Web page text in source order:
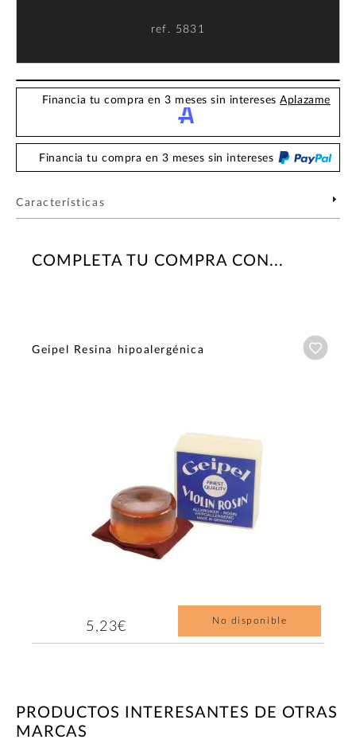
ref. 5831
Financia tu compra en 3 meses sin interesesAplazame
Financia tu compra en 3 meses sin intereses
Características
COMPLETA TU COMPRA CON...
Geipel Resina hipoalergénica
5,23€ No disponible
PRODUCTOS INTERESANTES DE OTRAS
MARCAS